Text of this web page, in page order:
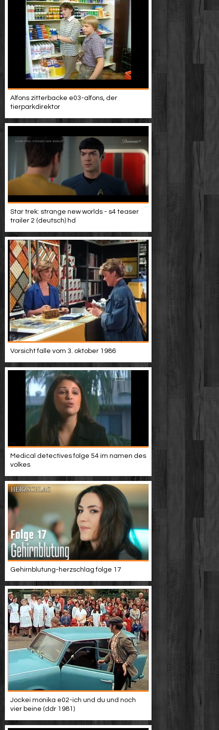
Alfons zitterbacke e03-alfons, der
tierparkdirektor
Star trek: strange new worlds - s4 teaser
trailer 2 (deutsch) hd
Vorsicht falle vom 3. oktober 1986
Medical detectives folge 54 im namen des
volkes
Gehirnblutung-herzschlag folge 17
Jockei monika e02-ich und du und noch
vier beine (ddr 1981)